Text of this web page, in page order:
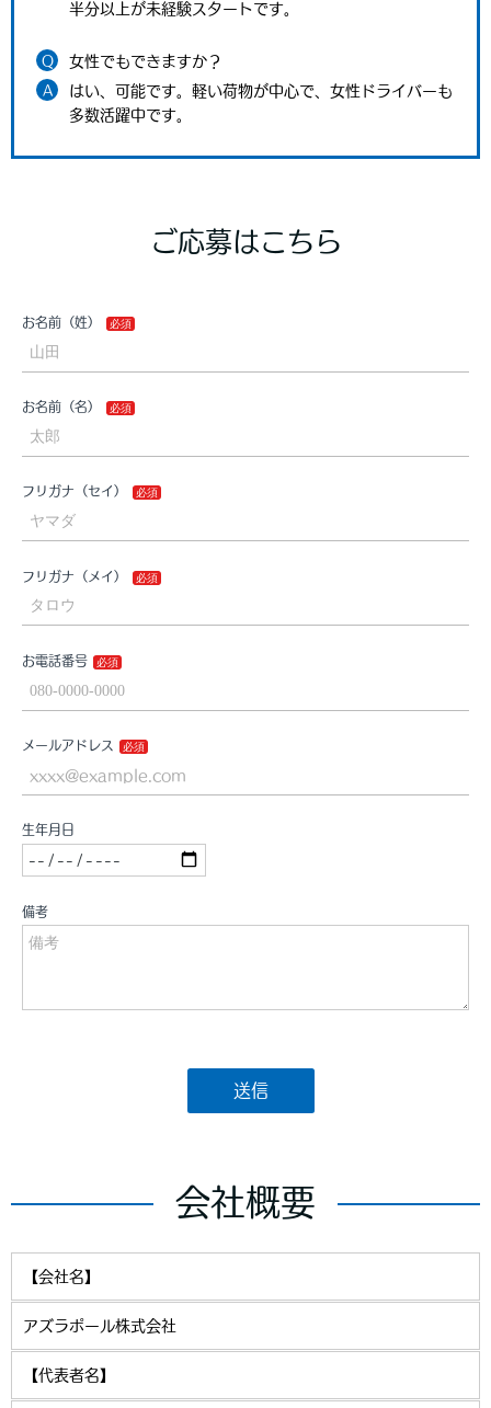
半分以上が未経験スタートです。
Q 女性でもできますか？
A
はい、可能です。軽い荷物が中心で、女性ドライバーも
多数活躍中です。
会社概要
【会社名】
アズラポール株式会社
【代表者名】